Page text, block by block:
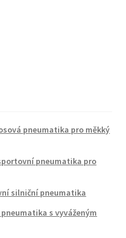
pneumatika pro měkký
pneumatika pro
silniční pneumatika
s vyváženým